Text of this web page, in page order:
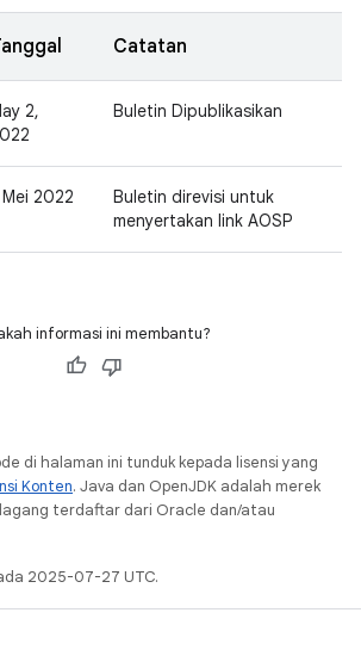
Catatan
2,
Buletin Dipublikasikan
2022
Buletin direvisi untuk
menyertakan link AOSP
informasi ini membantu?
di halaman ini tunduk kepada lisensi yang
Konten. Java dan OpenJDK adalah merek
terdaftar dari Oracle dan/atau
2025-07-27 UTC.